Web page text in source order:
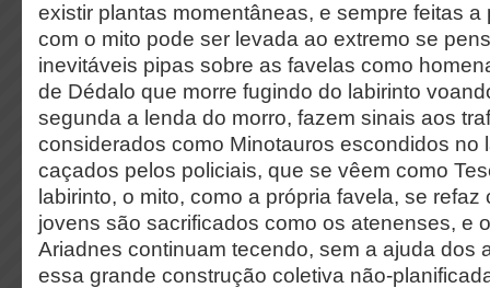
existir plantas momentâneas, e sempre feitas a
com o mito pode ser levada ao extremo se
inevitáveis pipas sobre as favelas como
de Dédalo que morre fugindo do labirinto
segunda a lenda do morro, fazem sinais aos
considerados como Minotauros escondidos no
caçados pelos policiais, que se vêem como
labirinto, o mito, como a própria favela, se refaz
jovens são sacrificados como os atenenses, e
Ariadnes continuam tecendo, sem a ajuda dos
essa grande construção coletiva não-